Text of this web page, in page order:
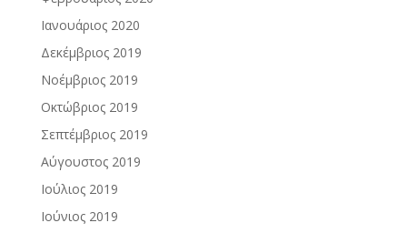
Ιανουάριος 2020
Δεκέμβριος 2019
Νοέμβριος 2019
Οκτώβριος 2019
Σεπτέμβριος 2019
Αύγουστος 2019
Ιούλιος 2019
Ιούνιος 2019